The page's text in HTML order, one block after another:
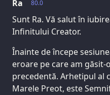
80.0
Ra
Sunt Ra. Vă salut în
Infinitului Creator.
Înainte de începe
eroare pe care am
precedentă. Arhetipul al
Marele Preot, este